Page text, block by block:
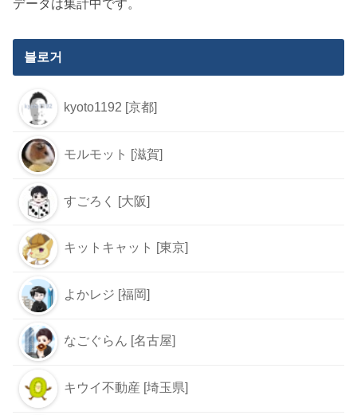
블로거
kyoto1192 [京都]
モルモット [滋賀]
すごろく [大阪]
キットキャット [東京]
よかレジ [福岡]
なごぐらん [名古屋]
キウイ不動産 [埼玉県]